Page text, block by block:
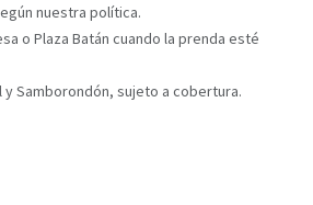
nuestra política.
o Plaza Batán cuando la prenda esté
y Samborondón, sujeto a cobertura.